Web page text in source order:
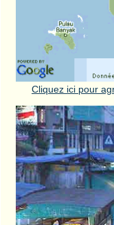
Cliquez ici pour